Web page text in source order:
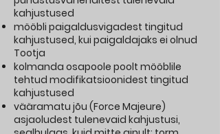
kahjustused
mööbli paigaldusvigadest tingitud
kahjustused, kui paigaldajaks ei olnud
Tootja
kolmanda osapoole poolt mööblile
tehtud modifikatsioonidest tingitud
kahjustused
vääramatu jõu (Force Majeure)
asjaoludest tulenevaid kahjustusi,